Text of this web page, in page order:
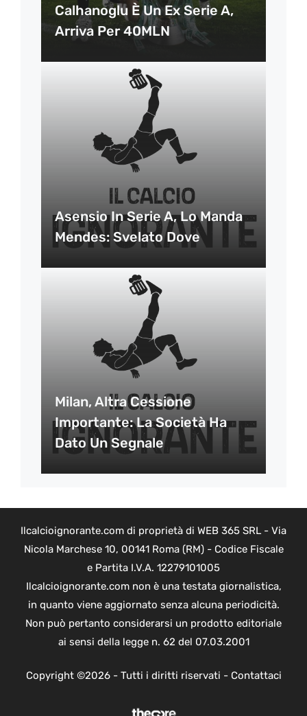
Calhanoglu È Un Ex Serie A,
Arriva Per 40MLN
Asensio In Serie A, Lo Manda
Mendes: Svelato Dove
Milan, Altra Cessione
Importante: La Società Ha
Dato Un Segnale
Ilcalcioignorante.com di proprietà di WEB 365 SRL - Via
Nicola Marchese 10, 00141 Roma (RM) - Codice Fiscale
e Partita I.V.A. 12279101005
Ilcalcioignorante.com non è una testata giornalistica,
in quanto viene aggiornato senza alcuna periodicità.
Non può pertanto considerarsi un prodotto editoriale
ai sensi della legge n. 62 del 07.03.2001
Copyright ©2026 - Tutti i diritti riservati - Contattaci